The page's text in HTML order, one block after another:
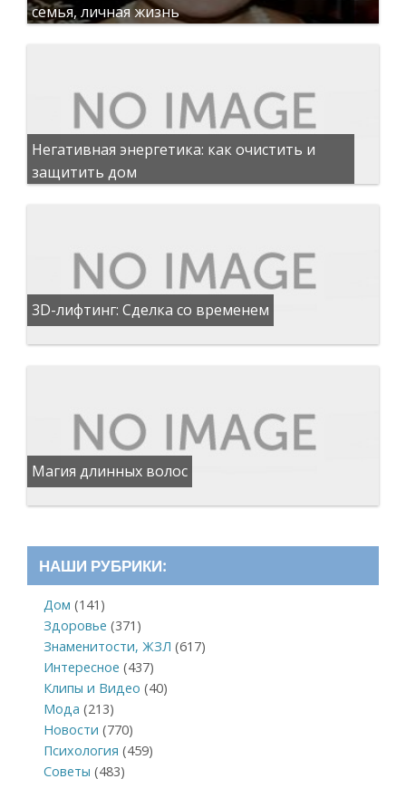
семья, личная жизнь
Негативная энергетика: как очистить и
защитить дом
3D-лифтинг: Сделка со временем
Магия длинных волос
НАШИ РУБРИКИ:
Дом (141)
Здоровье (371)
Знаменитости, ЖЗЛ (617)
Интересное (437)
Клипы и Видео (40)
Мода (213)
Новости (770)
Психология (459)
Советы (483)